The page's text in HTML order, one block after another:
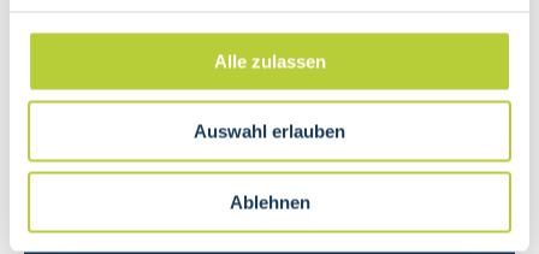
Alle zulassen
Auswahl erlauben
Ablehnen